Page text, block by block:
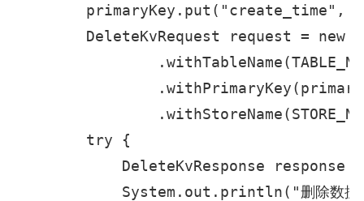
primaryKey.put("create_time",
DeleteKvRequest request = new
        try {
DeleteKvResponse response
System.out.println("删除数